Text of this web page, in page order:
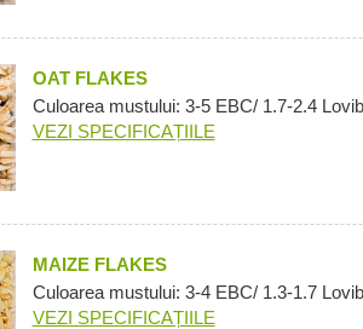
OAT FLAKES
Culoarea mustului: 3-5 EBC/ 1.7-2.4
VEZI SPECIFICAȚIILE
MAIZE FLAKES
Culoarea mustului: 3-4 EBC/ 1.3-1.7
VEZI SPECIFICAȚIILE